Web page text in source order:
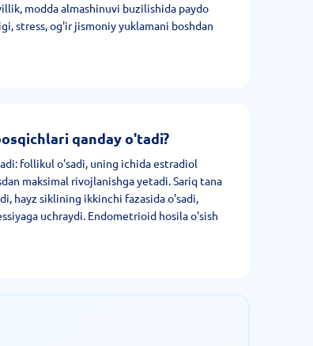
modda almashinuvi buzilishida paydo
stress, og'ir jismoniy yuklamani boshdan
qanday o'tadi?
follikul o'sadi, uning ichida estradiol
maksimal rivojlanishga yetadi. Sariq tana
hayz siklining ikkinchi fazasida o'sadi,
uchraydi. Endometrioid hosila o'sish
bosqich rivojlanadi. Og'ir holatda
bo'ladi. Patologiya keng bitishma